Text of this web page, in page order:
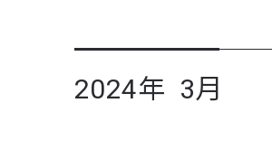
2024年 3月